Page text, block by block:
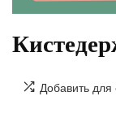
Добавить для